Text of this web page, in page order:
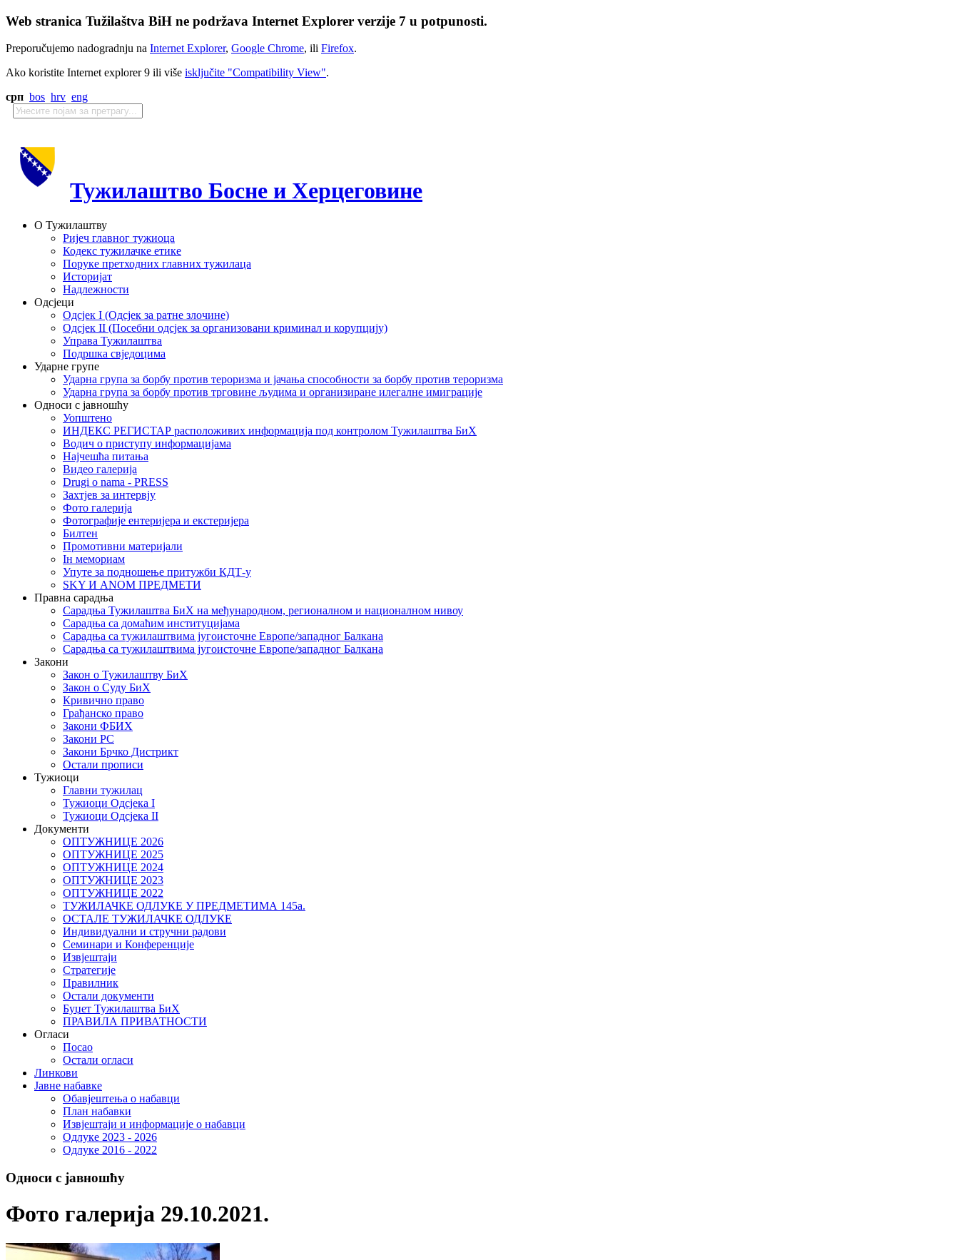
Web stranica Tužilaštva BiH ne podržava Internet Explorer verzije 7 u potpunosti.
Preporučujemo nadogradnju na Internet Explorer, Google Chrome, ili Firefox.
Ako koristite Internet explorer 9 ili više isključite "Compatibility View".
срп bos hrv eng
Тужилаштво Босне и Херцеговине
О Тужилаштву
Ријеч главног тужиоца
Кодекс тужилачке етике
Поруке претходних главних тужилаца
Историјат
Надлежности
Одсјеци
Одсјек I (Одсјек за ратне злочине)
Одсјек II (Посебни одсјек за организовани криминал и корупцију)
Управа Тужилаштва
Подршка свједоцима
Ударне групе
Ударна група за борбу против тероризма и јачања способности за борбу против тероризма
Ударна група за борбу против трговине људима и организиране илегалне имиграције
Односи с јавношћу
Уопштено
ИНДЕКС РЕГИСТАР расположивих информација под контролом Тужилаштва БиХ
Водич о приступу информацијама
Најчешћа питања
Видео галерија
Drugi o nama - PRESS
Захтјев за интервју
Фото галерија
Фотографије ентеријера и екстеријера
Билтен
Промотивни материјали
Iн мемориам
Упуте за подношење притужби КДТ-у
SKY И ANOM ПРЕДМЕТИ
Правна сарадња
Сарадња Тужилаштва БиХ на међународном, регионалном и националном нивоу
Сарадња са домаћим институцијама
Сарадња са тужилаштвима југоисточне Европе/западног Балкана
Сарадња са тужилаштвима југоисточне Европе/западног Балкана
Закони
Закон о Тужилаштву БиХ
Закон о Суду БиХ
Кривично право
Грађанско право
Закони ФБИХ
Закони РС
Закони Брчко Дистрикт
Остали прописи
Тужиоци
Главни тужилац
Тужиоци Oдсјекa I
Тужиоци Oдсјекa II
Документи
ОПТУЖНИЦЕ 2026
ОПТУЖНИЦЕ 2025
ОПТУЖНИЦЕ 2024
ОПТУЖНИЦЕ 2023
ОПТУЖНИЦЕ 2022
ТУЖИЛАЧКЕ ОДЛУКЕ У ПРЕДМЕТИМА 145а.
ОСТАЛЕ ТУЖИЛАЧКЕ ОДЛУКЕ
Индивидуални и стручни радови
Семинари и Конференције
Извјештаји
Стратегије
Правилник
Остали документи
Буџет Тужилаштва БиХ
ПРАВИЛА ПРИВАТНОСТИ
Огласи
Посао
Остали огласи
Линкови
Јавне набавке
Обавјештења о набавци
План набавки
Извјештаји и информације о набавци
Одлуке 2023 - 2026
Одлуке 2016 - 2022
Односи с јавношћу
Фото галерија 29.10.2021.